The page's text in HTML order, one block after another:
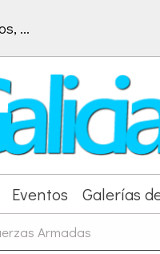
...
Eventos Galerías
Armadas